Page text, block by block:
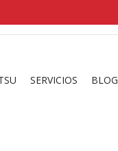
£ . Show
SERVICIOS BLOG